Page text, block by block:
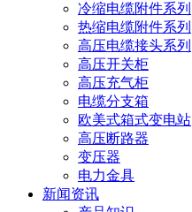
冷缩电缆附件系列
热缩电缆附件系列
高压电缆接头系列
高压开关柜
高压充气柜
电缆分支箱
欧美式箱式变电站
高压断路器
变压器
电力金具
新闻资讯